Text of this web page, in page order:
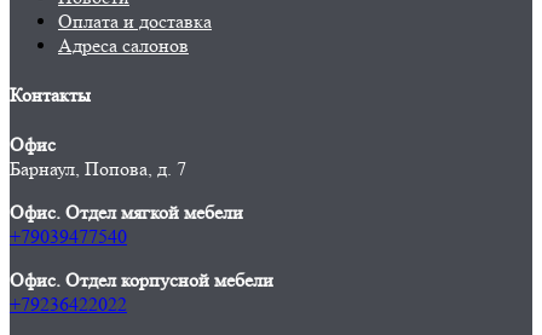
Оплата и доставка
Адреса салонов
Контакты
Офис
Барнаул, Попова, д. 7
Офис. Отдел мягкой мебели
+79039477540
Офис. Отдел корпусной мебели
+79236422022